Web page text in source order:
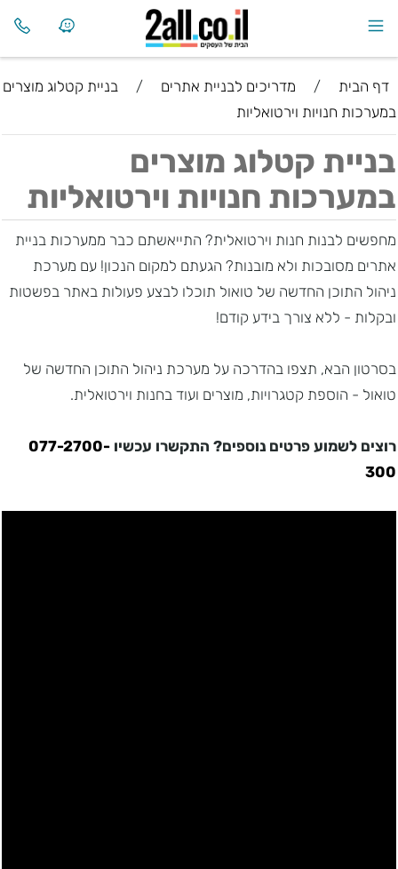
דף הבית / מדריכים לבניית אתרים /
בניית קטלוג מוצרים
במערכות חנויות וירטואליות
בניית קטלוג מוצרים
במערכות חנויות וירטואליות
מחפשים לבנות חנות וירטואלית? התייאשתם כבר ממערכות בניית
אתרים מסובכות ולא מובנות? הגעתם למקום הנכון! עם מערכת
ניהול התוכן החדשה של טואול תוכלו לבצע פעולות באתר בפשטות
ובקלות - ללא צורך בידע קודם!
בסרטון הבא, תצפו בהדרכה על מערכת ניהול התוכן החדשה של
טואול - הוספת קטגרויות, מוצרים ועוד בחנות וירטואלית.
רוצים לשמוע פרטים נוספים? התקשרו עכשיו 077-2700-
300